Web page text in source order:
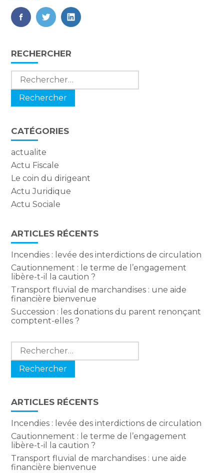
FaceBook
TwitterLinkedIn
Blog
sidebar
RECHERCHER
Rechercher :
CATÉGORIES
actualite
Actu Fiscale
Le coin du dirigeant
Actu Juridique
Actu Sociale
ARTICLES RÉCENTS
Incendies : levée des interdictions de circulation
Cautionnement : le terme de l’engagement
libère-t-il la caution ?
Transport fluvial de marchandises : une aide
financière bienvenue
Succession : les donations du parent renonçant
comptent-elles ?
Rechercher :
ARTICLES RÉCENTS
Incendies : levée des interdictions de circulation
Cautionnement : le terme de l’engagement
libère-t-il la caution ?
Transport fluvial de marchandises : une aide
financière bienvenue